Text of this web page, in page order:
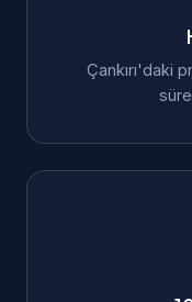
Çankırı'daki